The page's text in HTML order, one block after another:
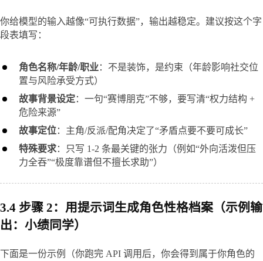
你给模型的输入越像“可执行数据”，输出越稳定。建议按这个字
段表填写：
角色名称/年龄/职业：不是装饰，是约束（年龄影响社交位
置与风险承受方式）
故事背景设定：一句“赛博朋克”不够，要写清“权力结构 +
危险来源”
故事定位：主角/反派/配角决定了“矛盾点要不要可成长”
特殊要求：只写 1-2 条最关键的张力（例如“外向活泼但压
力全吞”“极度靠谱但不擅长求助”）
3.4 步骤 2：用提示词生成角色性格档案（示例输
出：小绩同学）
下面是一份示例（你跑完 API 调用后，你会得到属于你角色的